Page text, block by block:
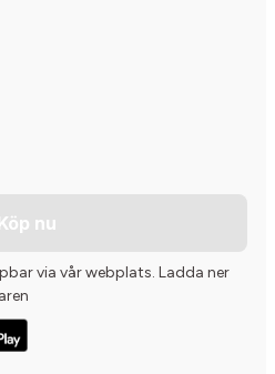
nu
via vår webplats. Ladda ner